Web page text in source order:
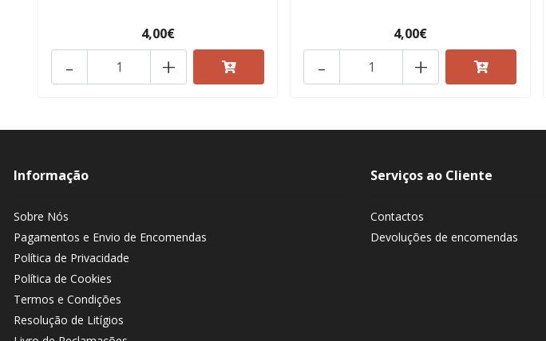
4,00€
+
-
4,00€
+
-
Informação
Sobre Nós
Pagamentos e Envio de Encomendas
Política de Privacidade
Política de Cookies
Termos e Condições
Resolução de Litígios
Serviços ao Cliente
Contactos
Devoluções de encomendas